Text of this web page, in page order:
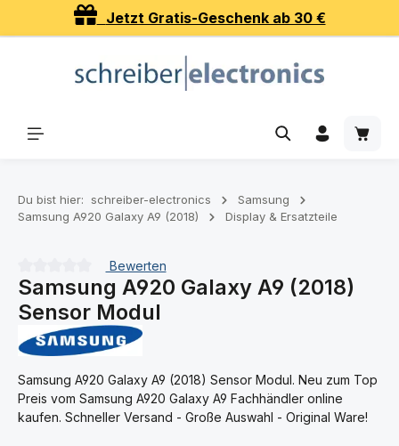
Zum Hauptinhalt springenJetzt Gratis-Geschenk ab 30 €
Du bist hier: schreiber-electronics
Samsung
Samsung A920 Galaxy A9 (2018)
Display & Ersatzteile
Durchschnittliche Bewertung von 0 von 5 Sternen
Bewerten
Samsung A920 Galaxy A9 (2018)
Sensor Modul
Samsung A920 Galaxy A9 (2018) Sensor Modul. Neu zum Top
Preis vom Samsung A920 Galaxy A9 Fachhändler online
kaufen. Schneller Versand - Große Auswahl - Original Ware!